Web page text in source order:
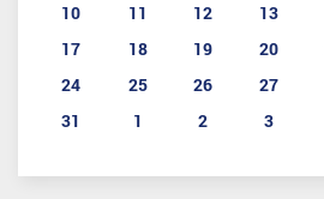
10
11 12 13
17
18 19 20
24
25 26 27
31
1 2 3